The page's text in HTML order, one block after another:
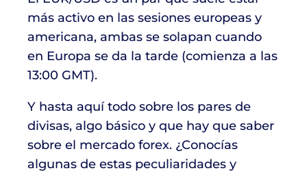
más activo en las sesiones europeas y
americana, ambas se solapan cuando
en Europa se da la tarde (comienza a las
13:00 GMT).
Y hasta aquí todo sobre los pares de
divisas, algo básico y que hay que saber
sobre el mercado forex. ¿Conocías
algunas de estas peculiaridades y